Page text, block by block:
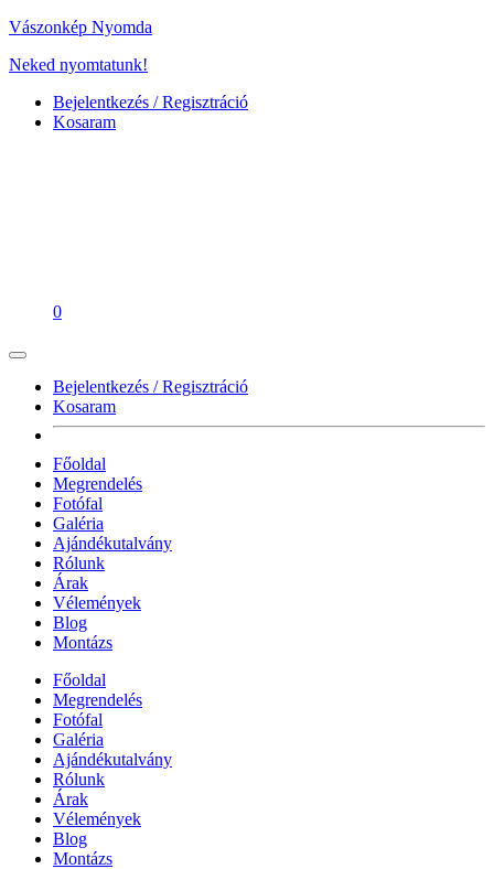
Vászonkép Nyomda
Neked nyomtatunk!
Bejelentkezés / Regisztráció
Kosaram
0
Bejelentkezés / Regisztráció
Kosaram
Főoldal
Megrendelés
Fotófal
Galéria
Ajándékutalvány
Rólunk
Árak
Vélemények
Blog
Montázs
Főoldal
Megrendelés
Fotófal
Galéria
Ajándékutalvány
Rólunk
Árak
Vélemények
Blog
Montázs